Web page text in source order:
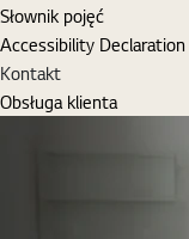
Słownik pojęć
Accessibility Declaration
Kontakt
Obsługa klienta